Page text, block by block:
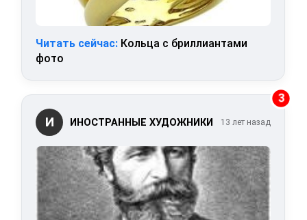
Читать сейчас: Кольца с бриллиантами
фото
3
И ИНОСТРАННЫЕ ХУДОЖНИКИ 13 лет назад